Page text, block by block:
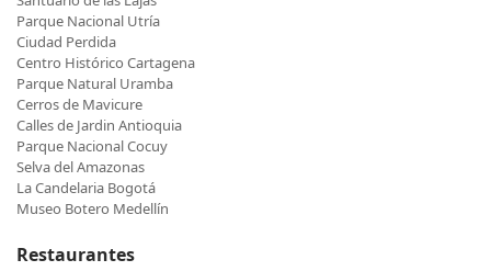
Parque Nacional Utría
Ciudad Perdida
Centro Histórico Cartagena
Parque Natural Uramba
Cerros de Mavicure
Calles de Jardin Antioquia
Parque Nacional Cocuy
Selva del Amazonas
La Candelaria Bogotá
Museo Botero Medellín
Restaurantes